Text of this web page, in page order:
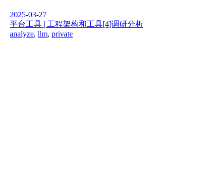
2025-03-27
平台工具 | 工程架构和工具[4]调研分析
analyze, llm, private